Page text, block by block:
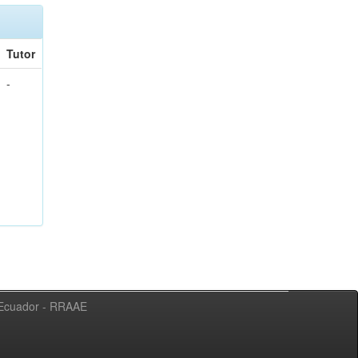
Tutor
-
- RRAAE